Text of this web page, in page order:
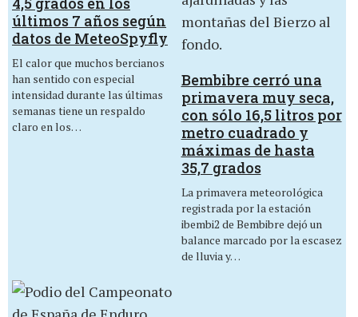
últimos 7 años según
datos de MeteoSpyfly
El calor que muchos bercianos
han sentido con especial
intensidad durante las últimas
semanas tiene un respaldo
claro en los…
Bembibre cerró una
primavera muy seca,
con sólo 16,5 litros por
metro cuadrado y
máximas de hasta
35,7 grados
La primavera meteorológica
registrada por la estación
ibembi2 de Bembibre dejó un
balance marcado por la escasez
de lluvia y…